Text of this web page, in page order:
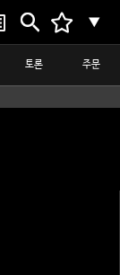
▼
토론 주문